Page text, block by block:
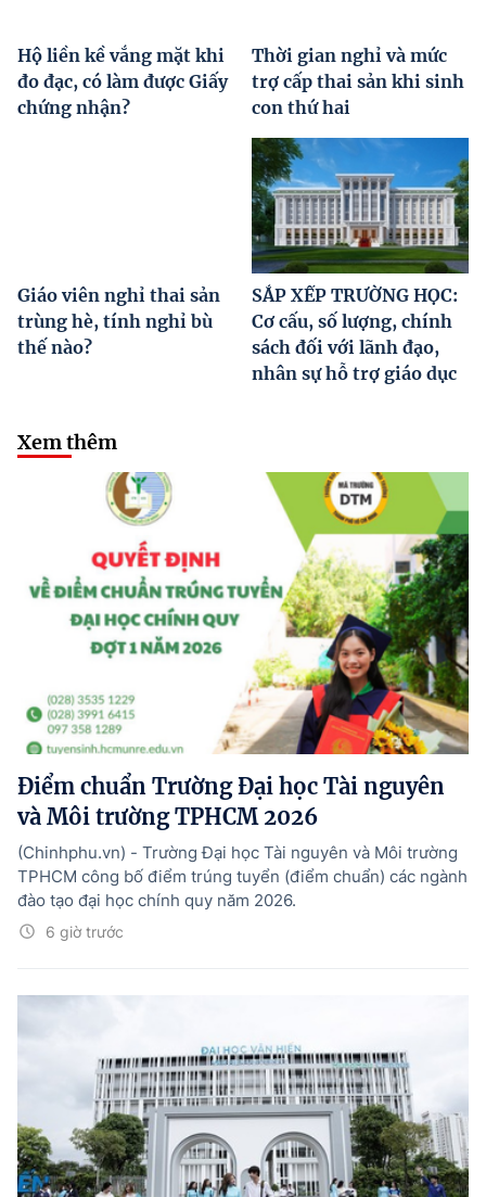
Hộ liền kề vắng mặt khi
đo đạc, có làm được Giấy
chứng nhận?
Thời gian nghỉ và mức
trợ cấp thai sản khi sinh
con thứ hai
Giáo viên nghỉ thai sản
trùng hè, tính nghỉ bù
thế nào?
SẮP XẾP TRƯỜNG HỌC:
Cơ cấu, số lượng, chính
sách đối với lãnh đạo,
nhân sự hỗ trợ giáo dục
Xem thêm
Điểm chuẩn Trường Đại học Tài nguyên
và Môi trường TPHCM 2026
6 giờ trước
(Chinhphu.vn) - Trường Đại học Tài nguyên và Môi trường
TPHCM công bố điểm trúng tuyển (điểm chuẩn) các ngành
đào tạo đại học chính quy năm 2026.